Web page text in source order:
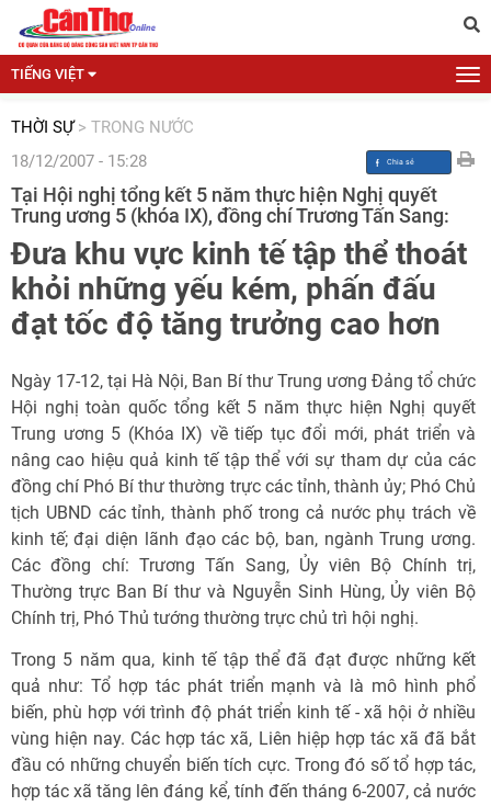
TIẾNG VIỆT
THỜI SỰ > TRONG NƯỚC
18/12/2007 - 15:28
Tại Hội nghị tổng kết 5 năm thực hiện Nghị quyết
Trung ương 5 (khóa IX), đồng chí Trương Tấn Sang:
Đưa khu vực kinh tế tập thể thoát
khỏi những yếu kém, phấn đấu
đạt tốc độ tăng trưởng cao hơn
Ngày 17-12, tại Hà Nội, Ban Bí thư Trung ương Đảng tổ chức
Hội nghị toàn quốc tổng kết 5 năm thực hiện Nghị quyết
Trung ương 5 (Khóa IX) về tiếp tục đổi mới, phát triển và
nâng cao hiệu quả kinh tế tập thể với sự tham dự của các
đồng chí Phó Bí thư thường trực các tỉnh, thành ủy; Phó Chủ
tịch UBND các tỉnh, thành phố trong cả nước phụ trách về
kinh tế; đại diện lãnh đạo các bộ, ban, ngành Trung ương.
Các đồng chí: Trương Tấn Sang, Ủy viên Bộ Chính trị,
Thường trực Ban Bí thư và Nguyễn Sinh Hùng, Ủy viên Bộ
Chính trị, Phó Thủ tướng thường trực chủ trì hội nghị.
Trong 5 năm qua, kinh tế tập thể đã đạt được những kết
quả như: Tổ hợp tác phát triển mạnh và là mô hình phổ
biến, phù hợp với trình độ phát triển kinh tế - xã hội ở nhiều
vùng hiện nay. Các hợp tác xã, Liên hiệp hợp tác xã đã bắt
đầu có những chuyển biến tích cực. Trong đó số tổ hợp tác,
hợp tác xã tăng lên đáng kể, tính đến tháng 6-2007, cả nước